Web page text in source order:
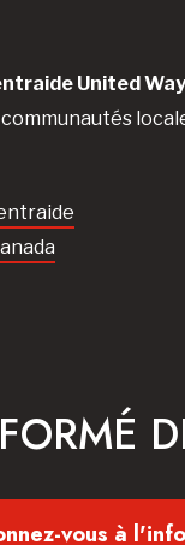
United Way
vous à